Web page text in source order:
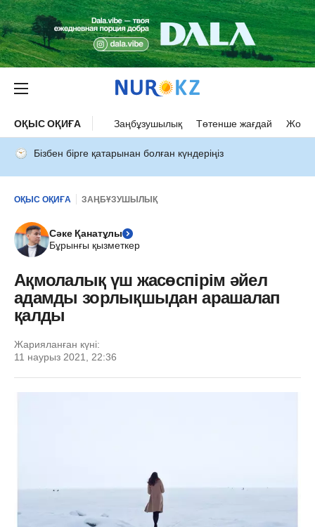
ОҚЫС ОҚИҒА Заңбұзушылық Төтенше жағдай Жол
Бізбен бірге қатарынан болған күндеріңіз
ОҚЫС ОҚИҒА ЗАҢБҰЗУШЫЛЫҚ
Сәке Қанатұлы
Бұрынғы қызметкер
Ақмолалық үш жасөспірім әйел
адамды зорлықшыдан арашалап
қалды
Жарияланған күні:
11 наурыз 2021, 22:36